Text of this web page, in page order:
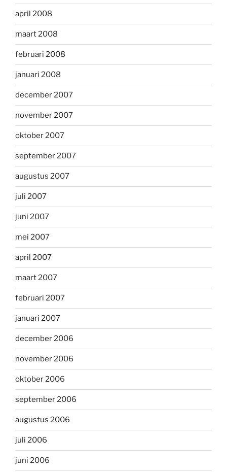
april 2008
maart 2008
februari 2008
januari 2008
december 2007
november 2007
oktober 2007
september 2007
augustus 2007
juli 2007
juni 2007
mei 2007
april 2007
maart 2007
februari 2007
januari 2007
december 2006
november 2006
oktober 2006
september 2006
augustus 2006
juli 2006
juni 2006